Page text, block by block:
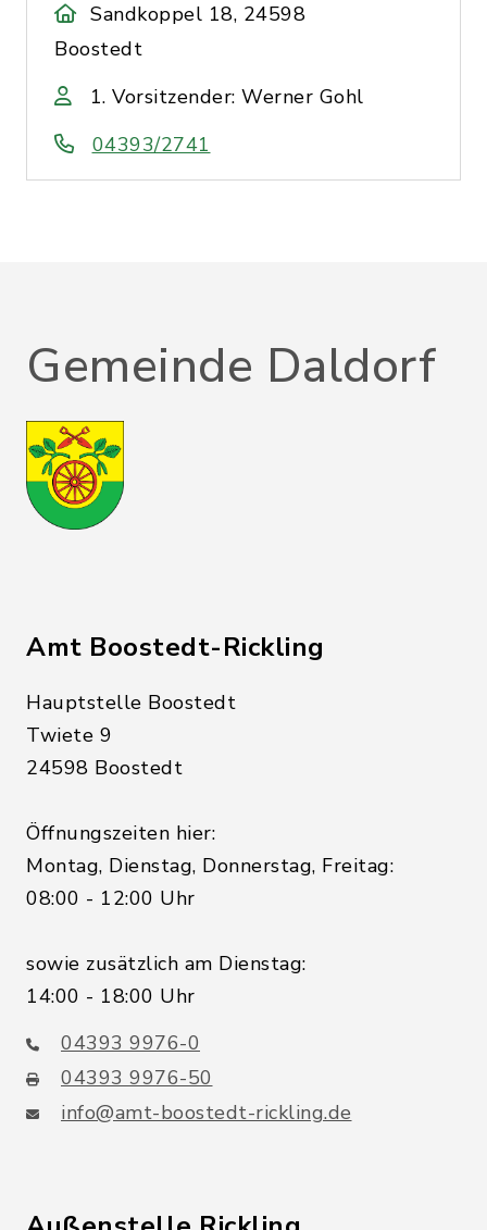
Sandkoppel 18, 24598
Boostedt
1. Vorsitzender: Werner Gohl
04393/2741
Gemeinde Daldorf
Amt Boostedt-Rickling
Hauptstelle Boostedt
Twiete 9
24598 Boostedt
Öffnungszeiten hier:
Montag, Dienstag, Donnerstag, Freitag:
08:00 - 12:00 Uhr
sowie zusätzlich am Dienstag:
14:00 - 18:00 Uhr
04393 9976-0
04393 9976-50
info@amt-boostedt-rickling.de